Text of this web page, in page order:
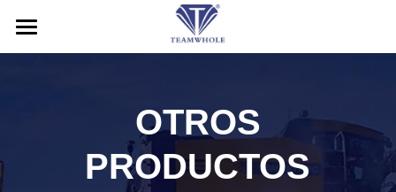
PRODUCTOS
Martillos DTH
SERVICIO
OTROS
PRODUCTOS